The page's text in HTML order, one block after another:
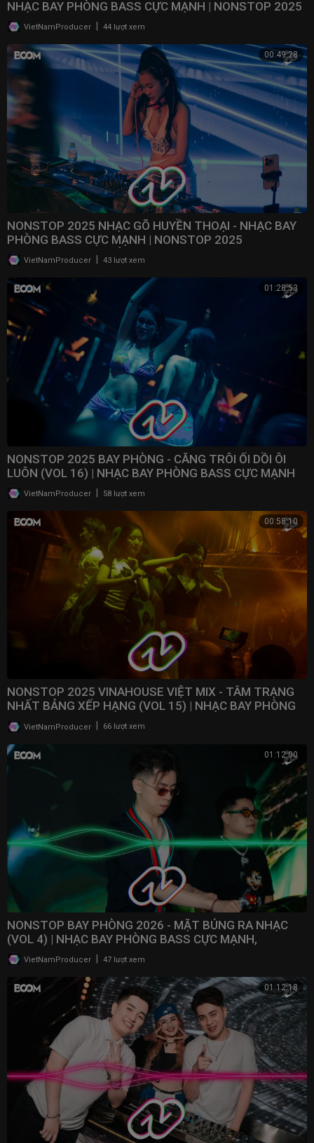
NHẠC BAY PHÒNG BASS CỰC MẠNH | NONSTOP 2025
VINAHOUSE
VietNamProducer 44 lượt xem
00:49:28
NONSTOP 2025 NHẠC GÕ HUYỀN THOẠI - NHẠC BAY
PHÒNG BASS CỰC MẠNH | NONSTOP 2025
VINAHOUSE BAY PHÒNG
VietNamProducer 43 lượt xem
01:28:53
NONSTOP 2025 BAY PHÒNG - CĂNG TRÔI ỐI DỒI ÔI
LUÔN (VOL 16) | NHẠC BAY PHÒNG BASS CỰC MẠNH ​
VietNamProducer 58 lượt xem
00:58:10
NONSTOP 2025 VINAHOUSE VIỆT MIX - TÂM TRẠNG
NHẤT BẢNG XẾP HẠNG (VOL 15) | NHẠC BAY PHÒNG
2025VietNamProducer 66 lượt xem
01:12:00
NONSTOP BAY PHÒNG 2026 - MẶT BÚNG RA NHẠC
(VOL 4) | NHẠC BAY PHÒNG BASS CỰC MẠNH,
NONSTOP 2025
VietNamProducer 47 lượt xem
01:12:18